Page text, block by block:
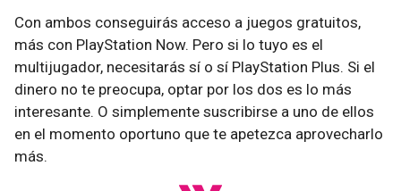
Con ambos conseguirás acceso a juegos gratuitos,
más con PlayStation Now. Pero si lo tuyo es el
multijugador, necesitarás sí o sí PlayStation Plus. Si el
dinero no te preocupa, optar por los dos es lo más
interesante. O simplemente suscribirse a uno de ellos
en el momento oportuno que te apetezca aprovecharlo
más.